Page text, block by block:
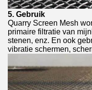
5. Gebruik
Quarry Screen Mesh
primaire filtratie van
stenen, enz. En ook
vibratie schermen,